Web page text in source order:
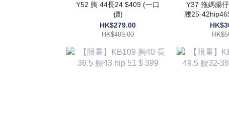
Y52 胸 44長24 $409 (一口
價)
HK$279.00
HK$409.00
Y37 拖媽腸
腰25-